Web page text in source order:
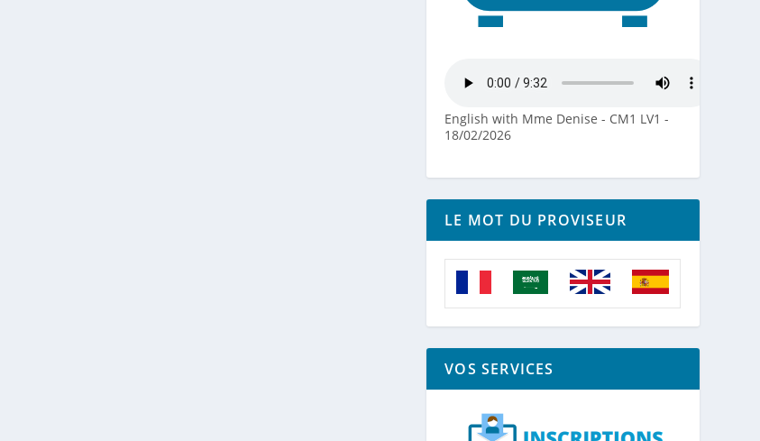
English with Mme Denise - CM1 LV1 -
18/02/2026
LE MOT DU PROVISEUR
VOS SERVICES